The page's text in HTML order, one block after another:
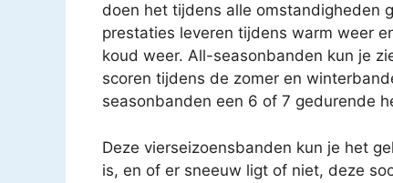
doen het tijdens alle omstandigheden
prestaties leveren tijdens warm weer
koud weer. All-seasonbanden kun je
scoren tijdens de zomer en
seasonbanden een 6 of 7 gedurende
Deze vierseizoensbanden kun je het
is, en of er sneeuw ligt of niet, deze